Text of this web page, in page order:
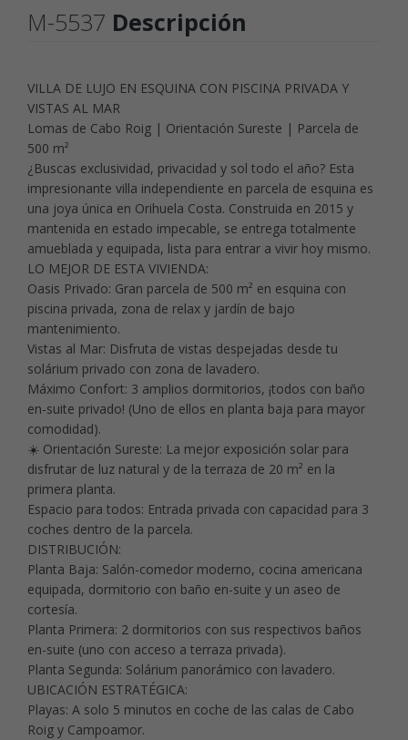
M-5537 Descripción
VILLA DE LUJO EN ESQUINA CON PISCINA PRIVADA Y
VISTAS AL MAR
Lomas de Cabo Roig | Orientación Sureste | Parcela de
500 m²
¿Buscas exclusividad, privacidad y sol todo el año? Esta
impresionante villa independiente en parcela de esquina es
una joya única en Orihuela Costa. Construida en 2015 y
mantenida en estado impecable, se entrega totalmente
amueblada y equipada, lista para entrar a vivir hoy mismo.
LO MEJOR DE ESTA VIVIENDA:
Oasis Privado: Gran parcela de 500 m² en esquina con
piscina privada, zona de relax y jardín de bajo
mantenimiento.
Vistas al Mar: Disfruta de vistas despejadas desde tu
solárium privado con zona de lavadero.
Máximo Confort: 3 amplios dormitorios, ¡todos con baño
en-suite privado! (Uno de ellos en planta baja para mayor
comodidad).
☀️ Orientación Sureste: La mejor exposición solar para
disfrutar de luz natural y de la terraza de 20 m² en la
primera planta.
Espacio para todos: Entrada privada con capacidad para 3
coches dentro de la parcela.
DISTRIBUCIÓN:
Planta Baja: Salón-comedor moderno, cocina americana
equipada, dormitorio con baño en-suite y un aseo de
cortesía.
Planta Primera: 2 dormitorios con sus respectivos baños
en-suite (uno con acceso a terraza privada).
Planta Segunda: Solárium panorámico con lavadero.
UBICACIÓN ESTRATÉGICA:
Playas: A solo 5 minutos en coche de las calas de Cabo
Roig y Campoamor.